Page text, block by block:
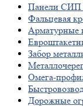
Панели СИП
Фальцевая
Арматурные
Забор
Омега-
Дорожные